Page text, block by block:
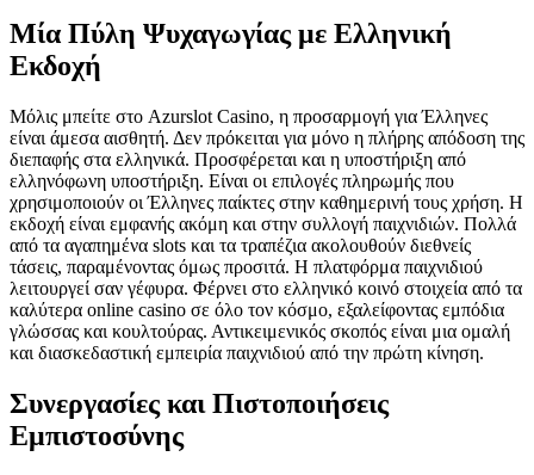
Μία Πύλη Ψυχαγωγίας με Ελληνική
Εκδοχή
Μόλις μπείτε στο Azurslot Casino, η προσαρμογή για Έλληνες
είναι άμεσα αισθητή. Δεν πρόκειται για μόνο η πλήρης απόδοση της
διεπαφής στα ελληνικά. Προσφέρεται και η υποστήριξη από
ελληνόφωνη υποστήριξη. Είναι οι επιλογές πληρωμής που
χρησιμοποιούν οι Έλληνες παίκτες στην καθημερινή τους χρήση. Η
εκδοχή είναι εμφανής ακόμη και στην συλλογή παιχνιδιών. Πολλά
από τα αγαπημένα slots και τα τραπέζια ακολουθούν διεθνείς
τάσεις, παραμένοντας όμως προσιτά. Η πλατφόρμα παιχνιδιού
λειτουργεί σαν γέφυρα. Φέρνει στο ελληνικό κοινό στοιχεία από τα
καλύτερα online casino σε όλο τον κόσμο, εξαλείφοντας εμπόδια
γλώσσας και κουλτούρας. Αντικειμενικός σκοπός είναι μια ομαλή
και διασκεδαστική εμπειρία παιχνιδιού από την πρώτη κίνηση.
Συνεργασίες και Πιστοποιήσεις
Εμπιστοσύνης